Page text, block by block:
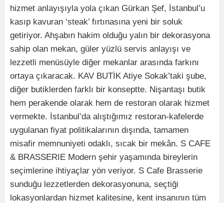
hizmet anlayışıyla yola çıkan Gürkan Şef, İstanbul’u
kasıp kavuran ‘steak’ fırtınasına yeni bir soluk
getiriyor. Ahşabın hakim olduğu yalın bir dekorasyona
sahip olan mekan, güler yüzlü servis anlayışı ve
lezzetli menüsüyle diğer mekanlar arasında farkını
ortaya çıkaracak. KAV BUTİK Atiye Sokak’taki şube,
diğer butiklerden farklı bir konseptte. Nişantaşı butik
hem perakende olarak hem de restoran olarak hizmet
vermekte. İstanbul’da alıştığımız restoran-kafelerde
uygulanan fiyat politikalarının dışında, tamamen
misafir memnuniyeti odaklı, sıcak bir mekân. S CAFE
& BRASSERIE Modern şehir yaşamında bireylerin
seçimlerine ihtiyaçlar yön veriyor. S Cafe Brasserie
sunduğu lezzetlerden dekorasyonuna, seçtiği
lokasyonlardan hizmet kalitesine, kent insanının tüm